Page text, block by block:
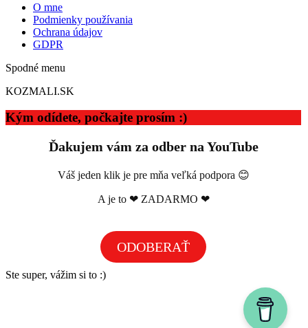
O mne
Podmienky používania
Ochrana údajov
GDPR
Spodné menu
KOZMALI.SK
Kým odídete, počkajte prosím :)
Ďakujem vám za odber na YouTube
Váš jeden klik je pre mňa veľká podpora 😊
A je to ❤ ZADARMO ❤
ODOBERAŤ
Ste super, vážim si to :)